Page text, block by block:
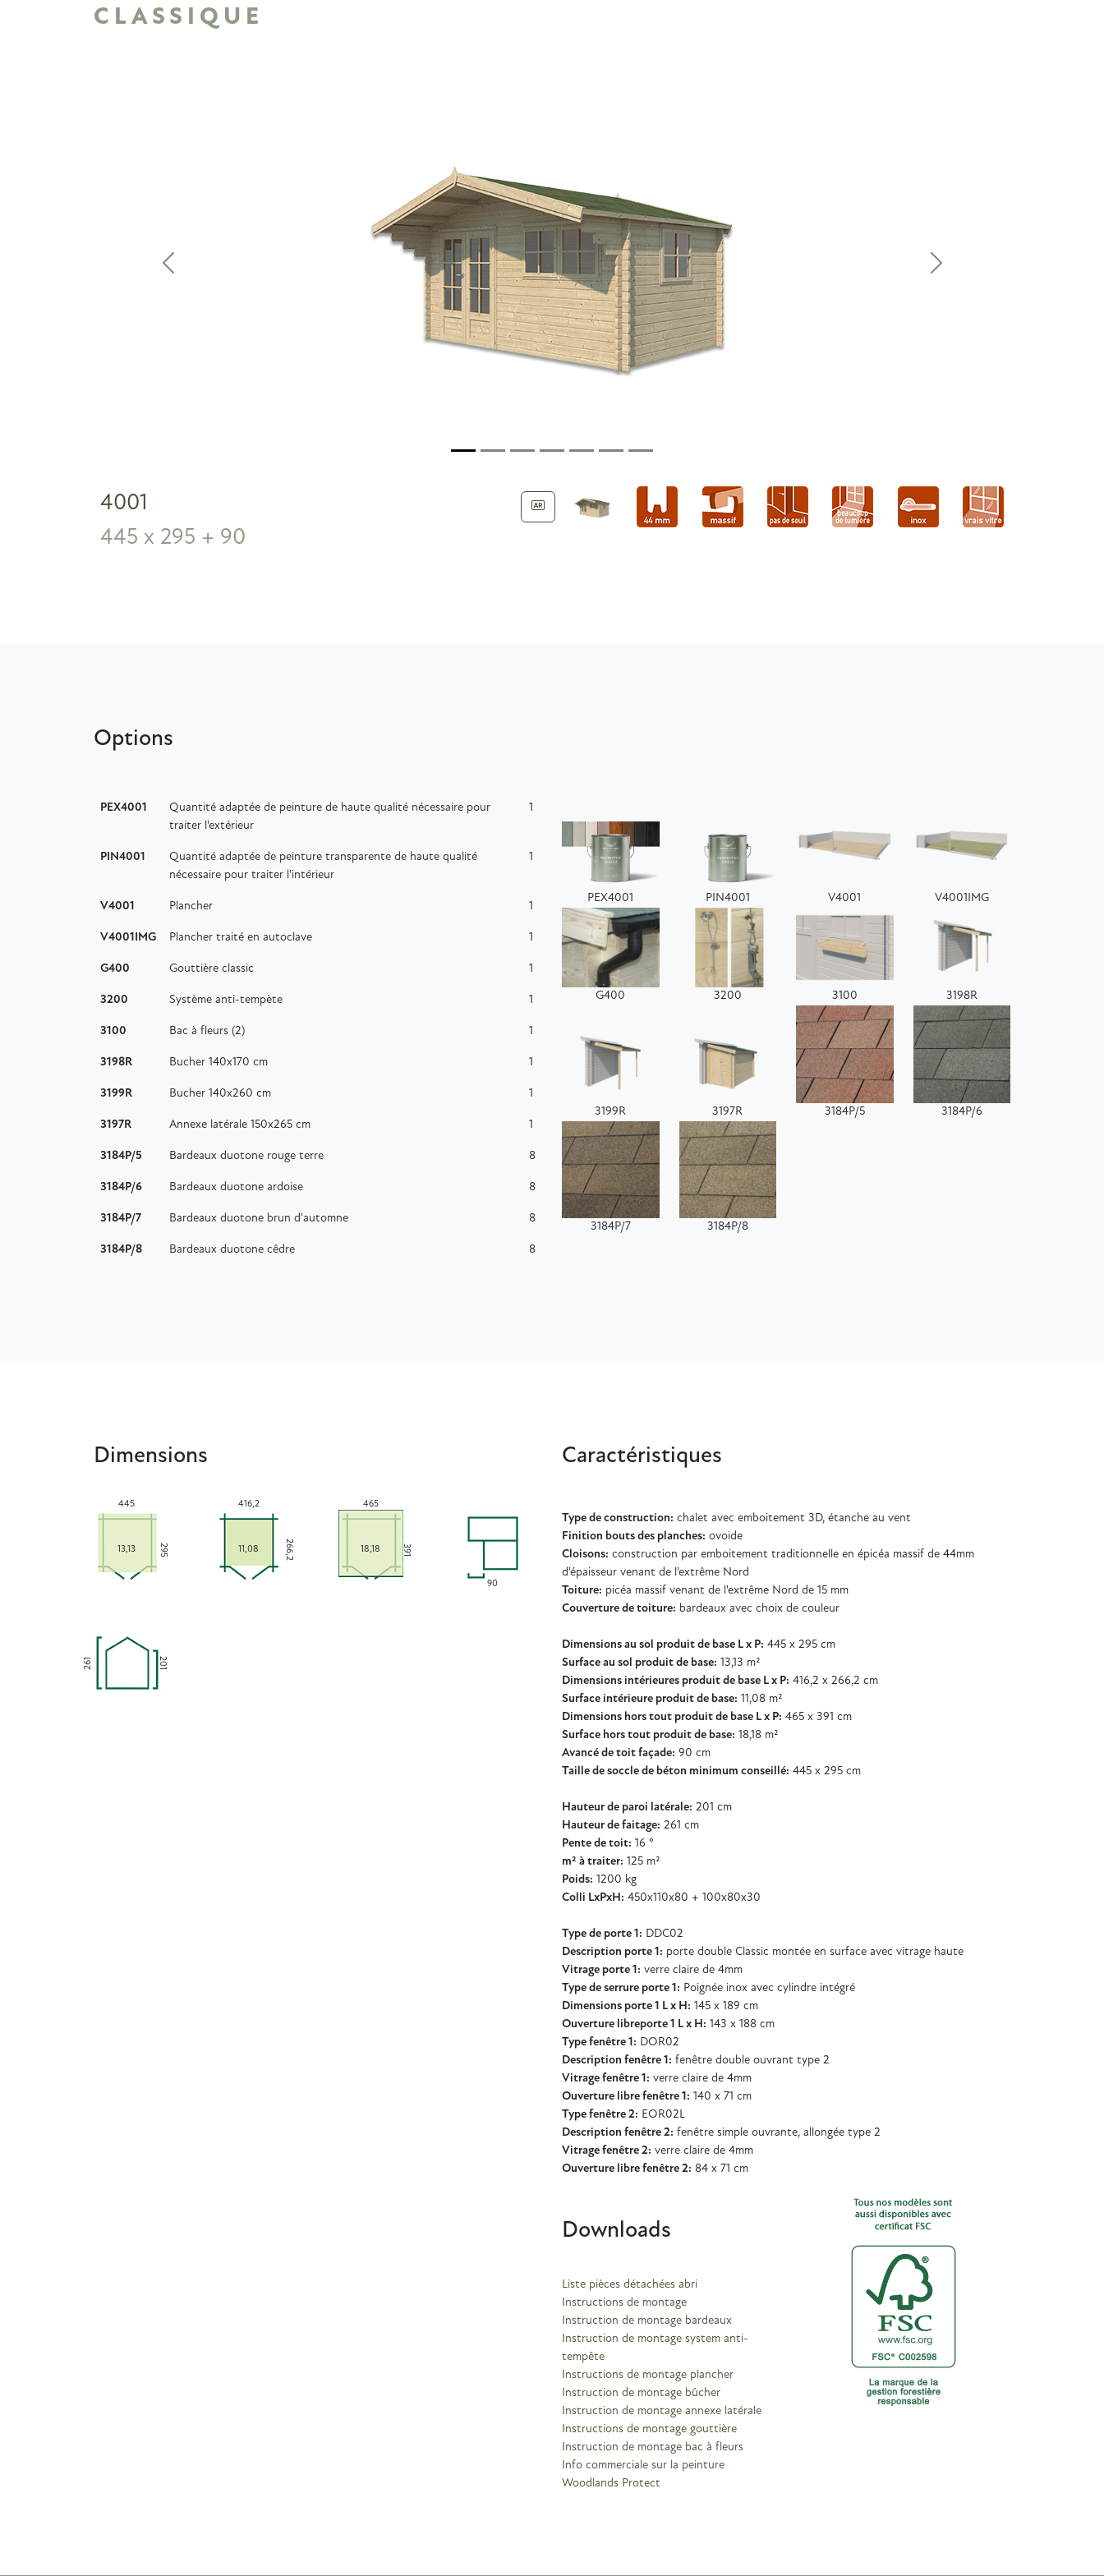
CLASSIQUE
Previous Next
4001
445 x 295 + 90
Options
PEX4001
Quantité adaptée de peinture de haute qualité nécessaire pour
traiter l'extérieur
1
PIN4001
Quantité adaptée de peinture transparente de haute qualité
nécessaire pour traiter l'intérieur
1
V4001 Plancher 1
V4001IMG Plancher traité en autoclave 1
G400 Gouttière classic 1
3200 Système anti-tempète 1
3100 Bac à fleurs (2) 1
3198R Bucher 140x170 cm 1
3199R Bucher 140x260 cm 1
3197R Annexe latérale 150x265 cm 1
3184P/5 Bardeaux duotone rouge terre 8
3184P/6 Bardeaux duotone ardoise 8
3184P/7 Bardeaux duotone brun d'automne 8
3184P/8 Bardeaux duotone cêdre 8
PEX4001 PIN4001 V4001 V4001IMG
G400 3200 3100 3198R
3199R 3197R 3184P/5 3184P/6
3184P/7 3184P/8
Dimensions
295
445
13,13 266,2
416,2
11,08 391
465
18,18
90
261 201
Caractéristiques
Type de construction: chalet avec emboitement 3D, étanche au vent
Finition bouts des planches: ovoide
Cloisons: construction par emboitement traditionnelle en épicéa massif de 44mm
d'épaisseur venant de l'extrême Nord
Toiture: picéa massif venant de l'extrême Nord de 15 mm
Couverture de toiture: bardeaux avec choix de couleur
Dimensions au sol produit de base L x P: 445 x 295 cm
Surface au sol produit de base: 13,13 m²
Dimensions intérieures produit de base L x P: 416,2 x 266,2 cm
Surface intérieure produit de base: 11,08 m²
Dimensions hors tout produit de base L x P: 465 x 391 cm
Surface hors tout produit de base: 18,18 m²
Avancé de toit façade: 90 cm
Taille de soccle de béton minimum conseillé: 445 x 295 cm
Hauteur de paroi latérale: 201 cm
Hauteur de faitage: 261 cm
Pente de toit: 16 °
m² à traiter: 125 m²
Poids: 1200 kg
Colli LxPxH: 450x110x80 + 100x80x30
Type de porte 1: DDC02
Description porte 1: porte double Classic montée en surface avec vitrage haute
Vitrage porte 1: verre claire de 4mm
Type de serrure porte 1: Poignée inox avec cylindre intégré
Dimensions porte 1 L x H: 145 x 189 cm
Ouverture libreporte 1 L x H: 143 x 188 cm
Type fenêtre 1: DOR02
Description fenêtre 1: fenêtre double ouvrant type 2
Vitrage fenêtre 1: verre claire de 4mm
Ouverture libre fenêtre 1: 140 x 71 cm
Type fenêtre 2: EOR02L
Description fenêtre 2: fenêtre simple ouvrante, allongée type 2
Vitrage fenêtre 2: verre claire de 4mm
Ouverture libre fenêtre 2: 84 x 71 cm
Downloads
Liste pièces détachées abri
Instructions de montage
Instruction de montage bardeaux
Instruction de montage system anti-
tempête
Instructions de montage plancher
Instruction de montage bûcher
Instruction de montage annexe latérale
Instructions de montage gouttière
Instruction de montage bac à fleurs
Info commerciale sur la peinture
Woodlands Protect